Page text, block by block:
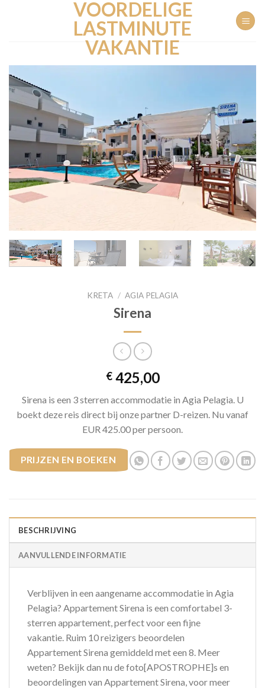
VOORDELIGE
LASTMINUTE
VAKANTIE
KRETA / AGIA PELAGIA
Sirena
€425,00
Sirena is een 3 sterren accommodatie in Agia Pelagia. U
boekt deze reis direct bij onze partner D-reizen. Nu vanaf
EUR 425.00 per persoon.
PRIJZEN EN BOEKEN
BESCHRIJVING
AANVULLENDE INFORMATIE
Verblijven in een aangename accommodatie in Agia
Pelagia? Appartement Sirena is een comfortabel 3-
sterren appartement, perfect voor een fijne
vakantie. Ruim 10 reizigers beoordelen
Appartement Sirena gemiddeld met een 8. Meer
weten? Bekijk dan nu de foto[APOSTROPHE]s en
beoordelingen van Appartement Sirena, voor meer